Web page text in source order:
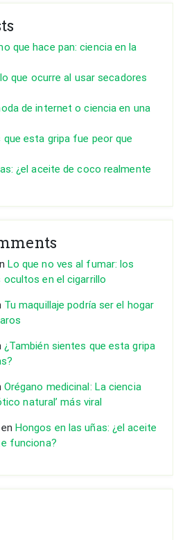
que hace pan: ciencia en la
que ocurre al usar secadores
de internet o ciencia en una
que esta gripa fue peor que
¿el aceite de coco realmente
Lo que no ves al fumar: los
en el cigarrillo
Tu maquillaje podría ser el hogar
¿También sientes que esta gripa
Orégano medicinal: La ciencia
natural’ más viral
en Hongos en las uñas: ¿el aceite
funciona?